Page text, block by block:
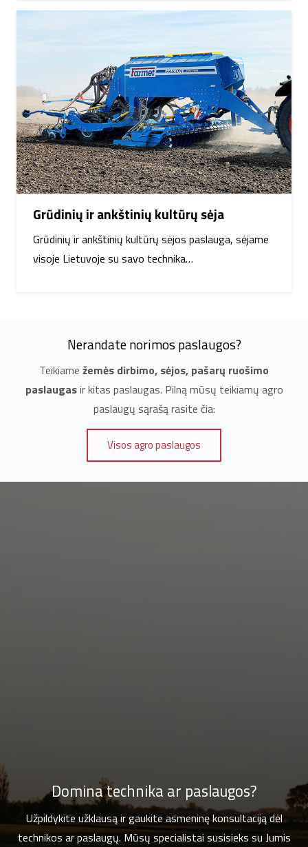
Grūdinių ir ankštinių kultūrų sėja
Grūdinių ir ankštinių kultūrų sėjos paslauga, sėjame
visoje Lietuvoje su savo technika…
Nerandate norimos paslaugos?
Teikiame žemės dirbimo, sėjos, pašarų ruošimo
paslaugasir kitas paslaugas. Pilną mūsų teikiamų agro
paslaugų sąrašą rasite čia:
Visos agro paslaugos
Domina technika ar paslaugos?
Užpildykite užklausą ir gaukite asmeninę konsultaciją dėl
technikos ar paslaugų. Mūsų specialistai susisieks su Jumis